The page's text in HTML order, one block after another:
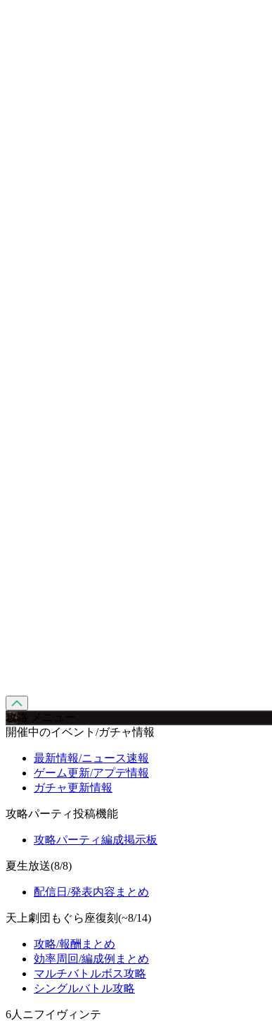
攻略 メニュー
開催中のイベント/ガチャ情報
最新情報/ニュース速報
ゲーム更新/アプデ情報
ガチャ更新情報
攻略パーティ投稿機能
攻略パーティ編成掲示板
夏生放送(8/8)
配信日/発表内容まとめ
天上劇団もぐら座復刻(~8/14)
攻略/報酬まとめ
効率周回/編成例まとめ
マルチバトルボス攻略
シングルバトル攻略
6人ニフイヴィンテ